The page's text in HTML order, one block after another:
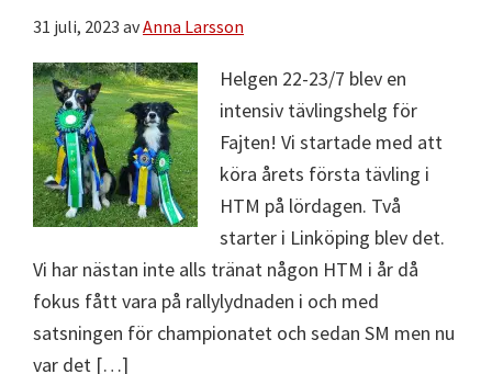
31 juli, 2023 avAnna Larsson
Helgen 22-23/7 blev en
intensiv tävlingshelg för
Fajten! Vi startade med att
köra årets första tävling i
HTM på lördagen. Två
starter i Linköping blev det.
Vi har nästan inte alls tränat någon HTM i år då
fokus fått vara på rallylydnaden i och med
satsningen för championatet och sedan SM men nu
var det […]